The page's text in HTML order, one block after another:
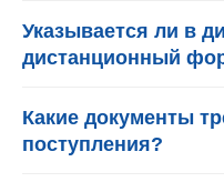
Указывается ли в
дистанционный
Какие документы
поступления?